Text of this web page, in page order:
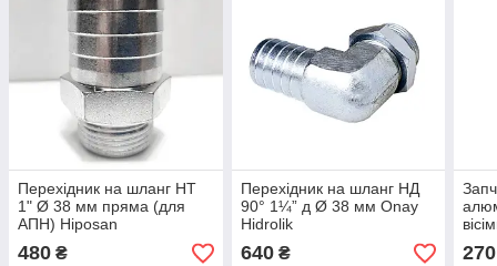
Перехідник на шланг НТ
1" Ø 38 мм пряма (для
АПН) Hiposan
480 ₴
Перехідник на шланг НД
90° 1¼” д Ø 38 мм Onay
Hidrolik
640₴ 270